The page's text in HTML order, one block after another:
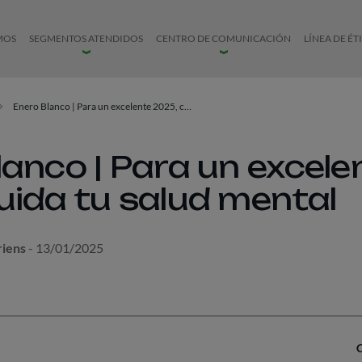
SEGMENTOS ATENDIDOS CENTRO DE COMUNICACIÓN LÍNEA DE
Enero Blanco | Para un excelente 2025, cuida tu salud mental
| Para un
tu salud mental
- 13/01/2025